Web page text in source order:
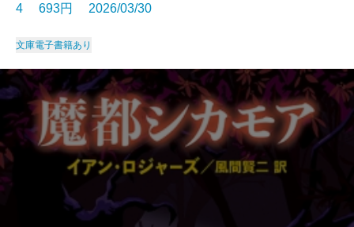
4 693円 2026/03/30
文庫電子書籍あり